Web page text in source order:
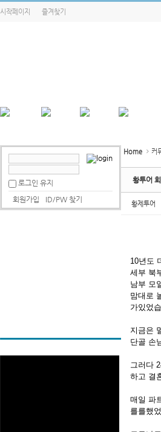
시작페이지 즐겨찾기
Home 커
황투어
황제투어
10년도
세부 북
남부 모
맘대로
가있었
지금은
단골 손
그러다
하고 결
매일 파
를를했
로그인 유지
회원가입
ID/PW 찾기